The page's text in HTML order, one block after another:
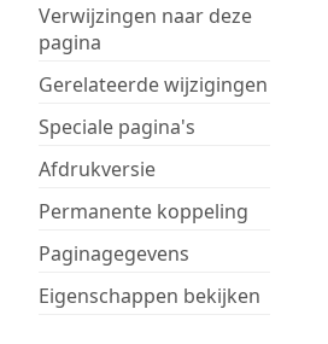
Verwijzingen naar deze
pagina
Gerelateerde wijzigingen
Speciale pagina's
Afdrukversie
Permanente koppeling
Paginagegevens
Eigenschappen bekijken